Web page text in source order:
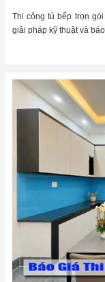
Thi công tủ bếp trọn
giải pháp kỹ thuật và